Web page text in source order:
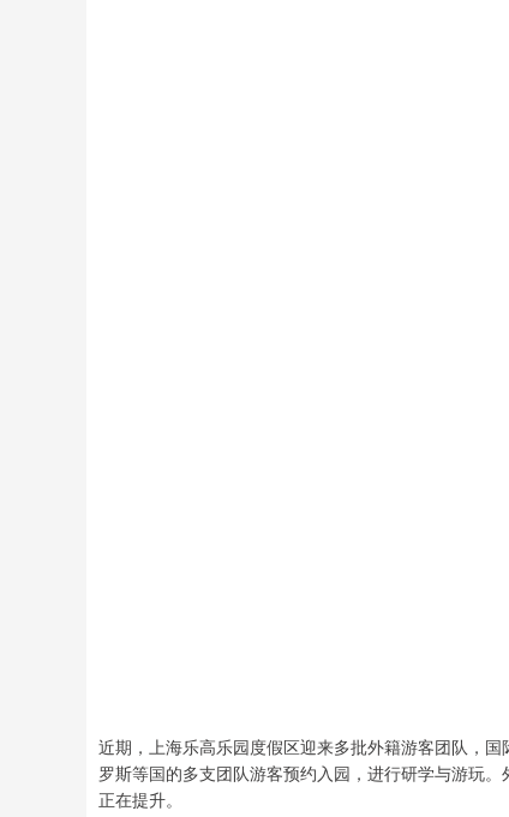
近期，上海乐高乐园度假区迎来多批外籍游客团队，
罗斯等国的多支团队游客预约入园，进行研学与游玩
正在提升。